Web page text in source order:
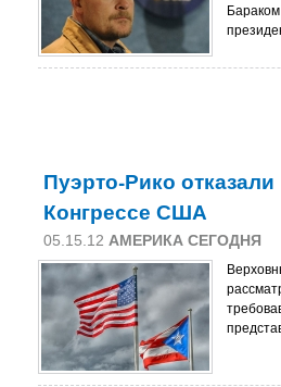
Пуэрто-Рико
Конгрессе США
05.15.12 АМЕРИКА СЕГОДНЯ